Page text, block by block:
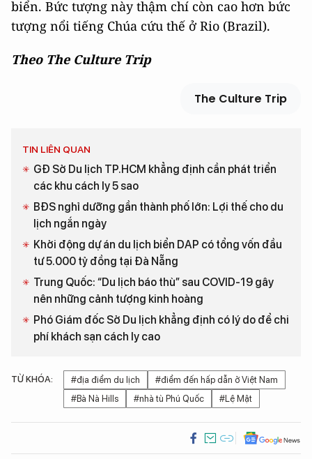
biển. Bức tượng này thậm chí còn cao hơn bức
tượng nổi tiếng Chúa cứu thế ở Rio (Brazil).
Theo The Culture Trip
The Culture Trip
TIN LIÊN QUAN
GĐ Sở Du lịch TP.HCM khẳng định cần phát triển
các khu cách ly 5 sao
BĐS nghỉ dưỡng gần thành phố lớn: Lợi thế cho du
lịch ngắn ngày
Khởi động dự án du lịch biển DAP có tổng vốn đầu
tư 5.000 tỷ đồng tại Đà Nẵng
Trung Quốc: “Du lịch báo thù” sau COVID-19 gây
nên những cảnh tượng kinh hoàng
Phó Giám đốc Sở Du lịch khẳng định có lý do để chi
phí khách sạn cách ly cao
TỪ KHÓA: #địa điểm du lịch
#điểm đến hấp dẫn ở Việt Nam
#Bà Nà Hills
#nhà tù Phú Quốc #Lệ Mật